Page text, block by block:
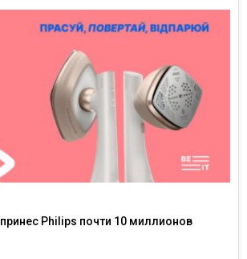
Philips почти 10 миллионов